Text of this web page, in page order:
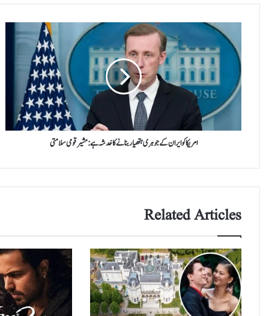
ایران
کے
جوہری
ہتھیار
بنانے
خدشہ
قومی
امریکا کو ایران کے جوہری ہتھیار بنانے کا خدشہ ہے: مشیر قومی سلامتی
Related Articles